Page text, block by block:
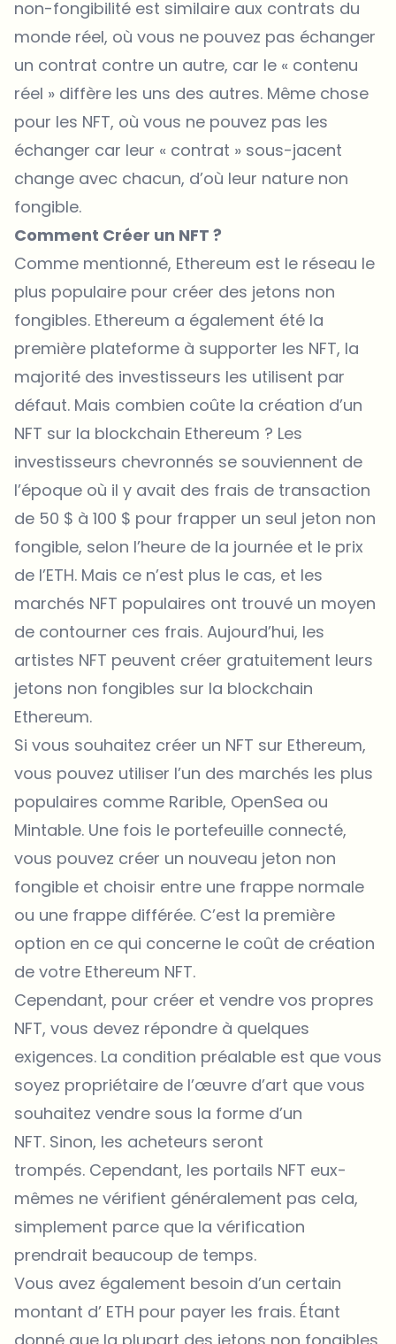
non-fongibilité est similaire aux contrats du
monde réel, où vous ne pouvez pas échanger
un contrat contre un autre, car le « contenu
réel » diffère les uns des autres. Même chose
pour les NFT, où vous ne pouvez pas les
échanger car leur « contrat » ​​sous-jacent
change avec chacun, d’où leur nature non
fongible.
Comment Créer un NFT ?
Comme mentionné, Ethereum est le réseau le
plus populaire pour créer des jetons non
fongibles. Ethereum a également été la
première plateforme à supporter les NFT, la
majorité des investisseurs les utilisent par
défaut. Mais combien coûte la création d’un
NFT sur la blockchain Ethereum ? Les
investisseurs chevronnés se souviennent de
l’époque où il y avait des frais de transaction
de 50 $ à 100 $ pour frapper un seul jeton non
fongible, selon l’heure de la journée et le prix
de l’ETH. Mais ce n’est plus le cas, et les
marchés NFT populaires ont trouvé un moyen
de contourner ces frais. Aujourd’hui, les
artistes NFT peuvent créer gratuitement leurs
jetons non fongibles sur la blockchain
Ethereum.
Si vous souhaitez créer un NFT sur Ethereum,
vous pouvez utiliser l’un des marchés les plus
populaires comme Rarible, OpenSea ou
Mintable. Une fois le portefeuille connecté,
vous pouvez créer un nouveau jeton non
fongible et choisir entre une frappe normale
ou une frappe différée. C’est la première
option en ce qui concerne le coût de création
de votre Ethereum NFT.
Cependant, pour créer et vendre vos propres
NFT, vous devez répondre à quelques
exigences. La condition préalable est que vous
soyez propriétaire de l’œuvre d’art que vous
souhaitez vendre sous la forme d’un
NFT. Sinon, les acheteurs seront
trompés. Cependant, les portails NFT eux-
mêmes ne vérifient généralement pas cela,
simplement parce que la vérification
prendrait beaucoup de temps.
Vous avez également besoin d’un certain
montant d’ ETH pour payer les frais. Étant